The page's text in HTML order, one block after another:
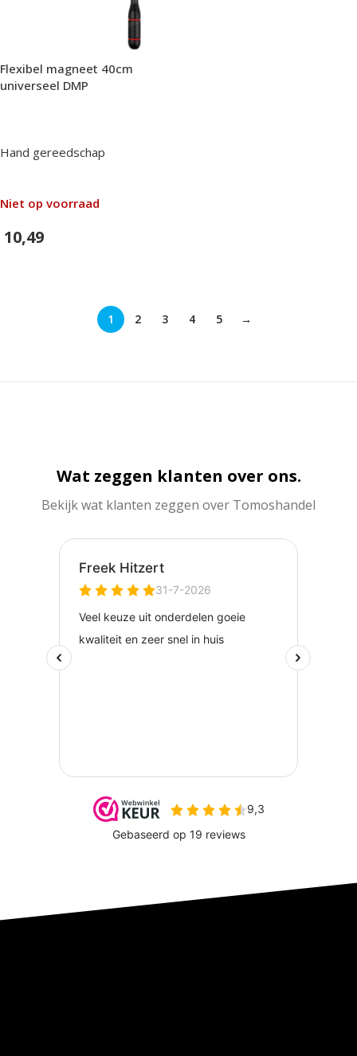
Flexibel magneet 40cm
universeel DMP
Hand gereedschap
Niet op voorraad
10,49
1 2 3 4 5 →
Wat zeggen klanten over ons.
Bekijk wat klanten zeggen over Tomoshandel